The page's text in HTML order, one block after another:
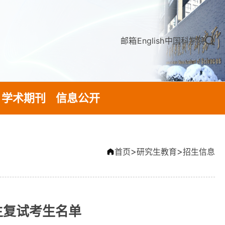
邮箱English中国科学院
学术期刊 信息公开
首页>研究生教育>招生信息
试考生名单